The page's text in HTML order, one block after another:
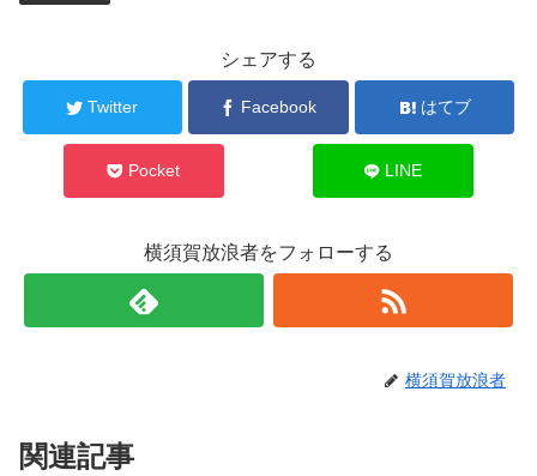
シェアする
Twitter Facebook はてブ
Pocket LINE
横須賀放浪者をフォローする
横須賀放浪者
関連記事